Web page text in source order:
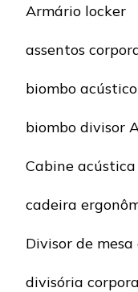
Armário locker
assentos
biombo acústico
biombo divisor
Cabine acústica
cadeira
Divisor de
divisória